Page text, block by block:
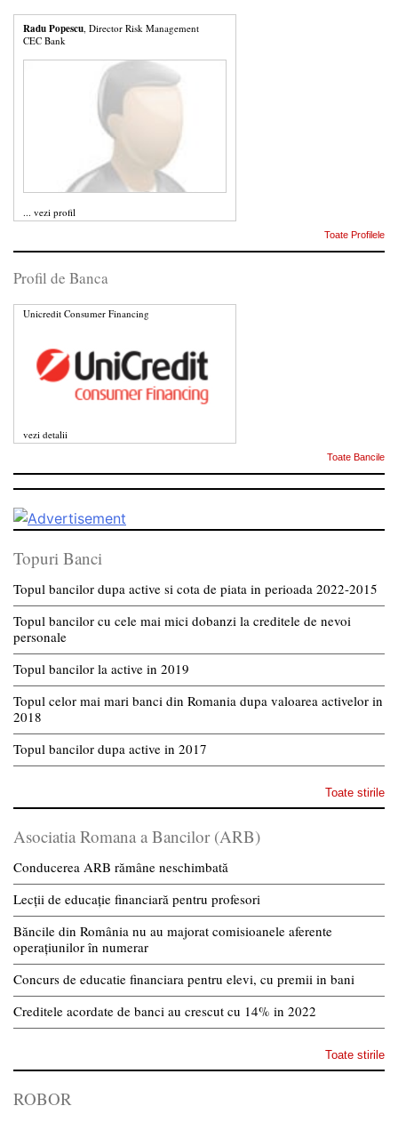
Radu Popescu, Director Risk Management
CEC Bank
... vezi profil
Toate Profilele
Profil de Banca
Unicredit Consumer Financing
vezi detalii
Toate Bancile
Topuri Banci
Topul bancilor dupa active si cota de piata in perioada 2022-2015
Topul bancilor cu cele mai mici dobanzi la creditele de nevoi
personale
Topul bancilor la active in 2019
Topul celor mai mari banci din Romania dupa valoarea activelor in
2018
Topul bancilor dupa active in 2017
Toate stirile
Asociatia Romana a Bancilor (ARB)
Conducerea ARB rămâne neschimbată
Lecții de educație financiară pentru profesori
Băncile din România nu au majorat comisioanele aferente
operațiunilor în numerar
Concurs de educatie financiara pentru elevi, cu premii in bani
Creditele acordate de banci au crescut cu 14% in 2022
Toate stirile
ROBOR